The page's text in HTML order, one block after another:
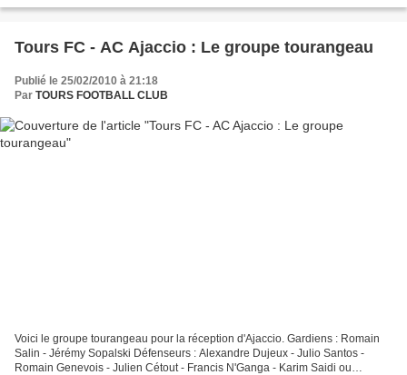
Tours FC - AC Ajaccio : Le groupe tourangeau
Publié le 25/02/2010 à 21:18
Par TOURS FOOTBALL CLUB
Voici le groupe tourangeau pour la réception d'Ajaccio. Gardiens : Romain
Salin - Jérémy Sopalski Défenseurs : Alexandre Dujeux - Julio Santos -
Romain Genevois - Julien Cétout - Francis N'Ganga - Karim Saidi ou